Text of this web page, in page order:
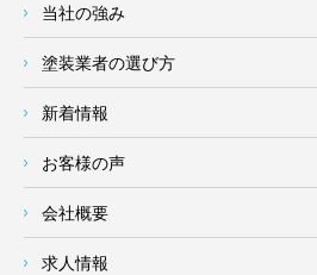
当社の強み
塗装業者の選び方
新着情報
お客様の声
会社概要
求人情報